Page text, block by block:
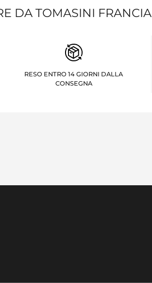
DA TOMASINI FRANCIA
RESO ENTRO 14 GIORNI DALLA
CONSEGNA